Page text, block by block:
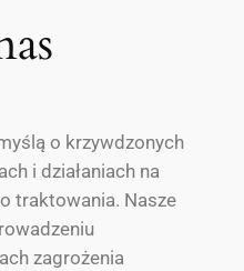
o krzywdzonych
i działaniach na
traktowania. Nasze
zagrożenia